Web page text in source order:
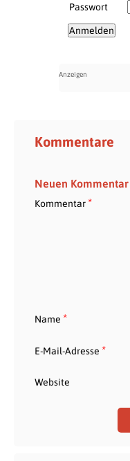
Passwort
Kommentare
Neuen
Kommentar*
Name *
E-Mail-Adresse *
Website